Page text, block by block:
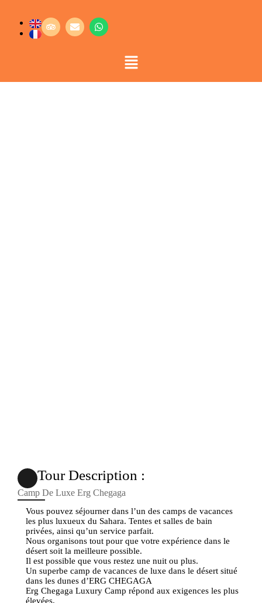
Tour Description :
Camp De Luxe Erg Chegaga
Vous pouvez séjourner dans l’un des camps de vacances
les plus luxueux du Sahara. Tentes et salles de bain
privées, ainsi qu’un service parfait.
Nous organisons tout pour que votre expérience dans le
désert soit la meilleure possible.
Il est possible que vous restez une nuit ou plus.
Un superbe camp de vacances de luxe dans le désert situé
dans les dunes d’ERG CHEGAGA
Erg Chegaga Luxury Camp répond aux exigences les plus
élevées.